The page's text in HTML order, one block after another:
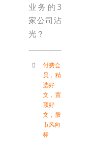
业务的3
家公司沾
光？
付费会
员 ， 精
选好
文 ， 置
顶好
文 ， 股
市风向
标